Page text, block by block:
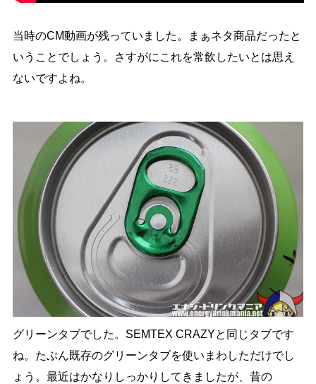
当時のCM動画が残っていました。まぁネタ商品だったと
いうことでしょう。さすがにこれを常飲したいとは思え
ないですよね。
グリーンタブでした。SEMTEX CRAZYと同じタブです
ね。たぶん既存のグリーンタブを使いまわしただけでし
ょう。最近はかなりしっかりしてきましたが、昔の